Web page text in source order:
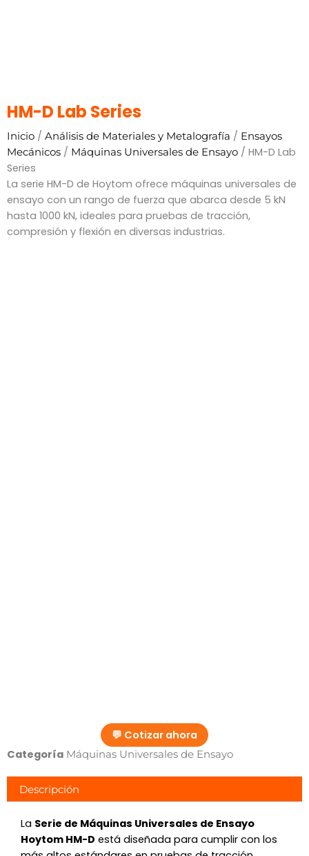
HM-D Lab Series
Inicio / Análisis de Materiales y Metalografía / Ensayos
Mecánicos / Máquinas Universales de Ensayo / HM-D Lab
Series
La serie HM-D de Hoytom ofrece máquinas universales de
ensayo con un rango de fuerza que abarca desde 5 kN
hasta 1000 kN, ideales para pruebas de tracción,
compresión y flexión en diversas industrias.
💬 Cotizar ahora
Categoría Máquinas Universales de Ensayo
Descripción
La Serie de Máquinas Universales de Ensayo
Hoytom HM-D está diseñada para cumplir con los